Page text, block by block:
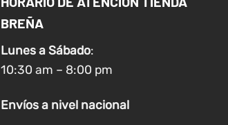
opciones
BREÑA
Lunes a Sábado:
10:30 am – 8:00 pm
Envíosa nivel nacional